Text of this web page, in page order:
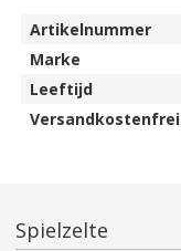
Artikelnummer
Marke
Leeftijd
Versandkostenfrei
Spielzelte